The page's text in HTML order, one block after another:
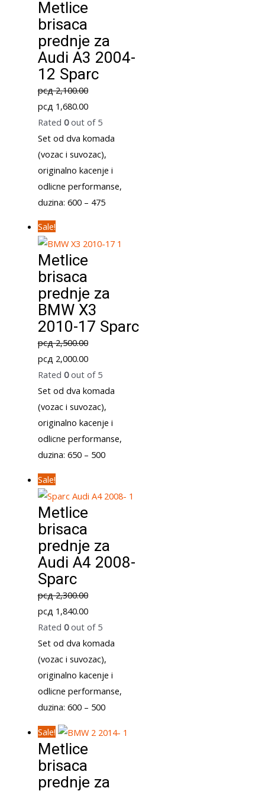
Metlice
brisaca
prednje za
Audi A3 2004-
12 Sparc
рсд2,100.00
Original
price
was:
рсд 2,100.00.
рсд 1,680.00Current
price
is:
рсд 1,680.00.
Rated 0out of 5
Set od dva komada
(vozac i suvozac),
originalno kacenje i
odlicne performanse,
duzina: 600 – 475
Sale!
Metlice
brisaca
prednje za
BMW X3
2010-17 Sparc
рсд2,500.00
Original
price
was:
рсд 2,500.00.
рсд 2,000.00Current
price
is:
рсд 2,000.00.
Rated 0out of 5
Set od dva komada
(vozac i suvozac),
originalno kacenje i
odlicne performanse,
duzina: 650 – 500
Sale!
Metlice
brisaca
prednje za
Audi A4 2008-
Sparc
рсд2,300.00
Original
price
was:
рсд 2,300.00.
рсд 1,840.00Current
price
is:
рсд 1,840.00.
Rated 0out of 5
Set od dva komada
(vozac i suvozac),
originalno kacenje i
odlicne performanse,
duzina: 600 – 500
Sale!
Metlice
brisaca
prednje za